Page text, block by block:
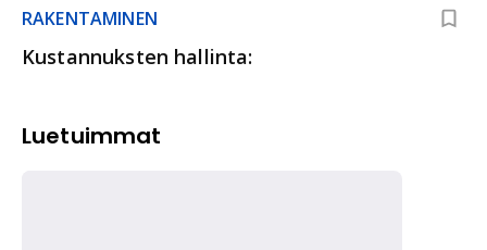
RAKENTAMINEN
Kustannuksten hallinta:
Luetuimmat